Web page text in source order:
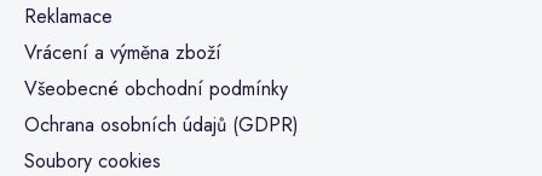
Reklamace
Vrácení a výměna zboží
Všeobecné obchodní podmínky
Ochrana osobních údajů (GDPR)
Soubory cookies